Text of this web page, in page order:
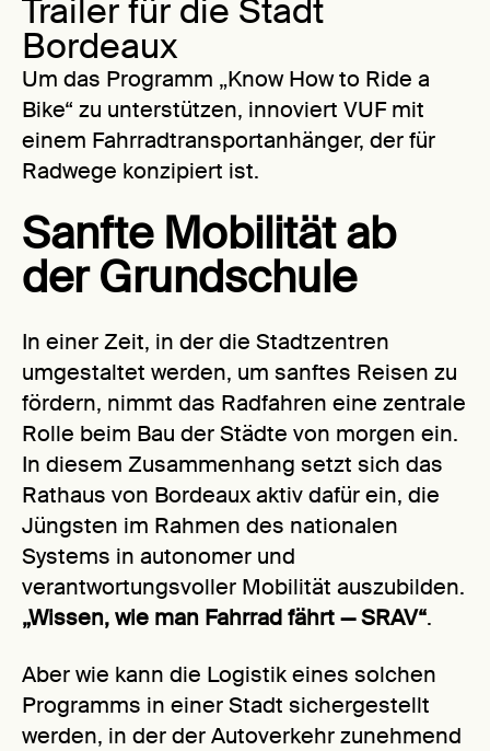
Trailer für die Stadt
Bordeaux
Um das Programm „Know How to Ride a
Bike“ zu unterstützen, innoviert VUF mit
einem Fahrradtransportanhänger, der für
Radwege konzipiert ist.
Sanfte Mobilität ab
der Grundschule
In einer Zeit, in der die Stadtzentren
umgestaltet werden, um sanftes Reisen zu
fördern, nimmt das Radfahren eine zentrale
Rolle beim Bau der Städte von morgen ein.
In diesem Zusammenhang setzt sich das
Rathaus von Bordeaux aktiv dafür ein, die
Jüngsten im Rahmen des nationalen
Systems in autonomer und
verantwortungsvoller Mobilität auszubilden.
„Wissen, wie man Fahrrad fährt — SRAV“.
Aber wie kann die Logistik eines solchen
Programms in einer Stadt sichergestellt
werden, in der der Autoverkehr zunehmend